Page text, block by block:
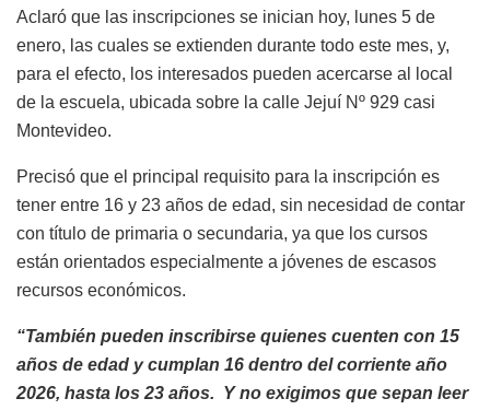
Aclaró que las inscripciones se inician hoy, lunes 5 de
enero, las cuales se extienden durante todo este mes, y,
para el efecto, los interesados pueden acercarse al local
de la escuela, ubicada sobre la calle Jejuí Nº 929 casi
Montevideo.
Precisó que el principal requisito para la inscripción es
tener entre 16 y 23 años de edad, sin necesidad de contar
con título de primaria o secundaria, ya que los cursos
están orientados especialmente a jóvenes de escasos
recursos económicos.
“También pueden inscribirse quienes cuenten con 15
años de edad y cumplan 16 dentro del corriente año
2026, hasta los 23 años. Y no exigimos que sepan leer